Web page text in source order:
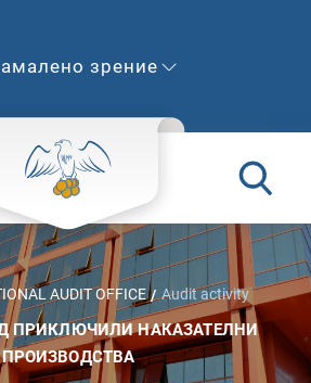
зрение
AUDIT OFFICE Audit activity
ПРИКЛЮЧИЛИ НАКАЗАТЕЛНИ
ПРОИЗВОДСТВА